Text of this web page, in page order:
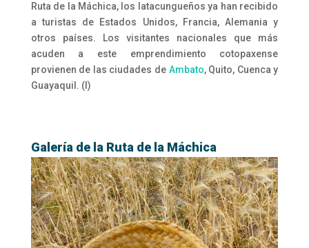
Ruta de la Máchica, los latacungueños ya han recibido
a turistas de Estados Unidos, Francia, Alemania y
otros países. Los visitantes nacionales que más
acuden a este emprendimiento cotopaxense
provienen de las ciudades de Ambato, Quito, Cuenca y
Guayaquil. (I)
Galería de la Ruta de la Máchica